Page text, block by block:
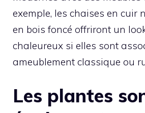
exemple, les chaises en cuir
en bois foncé offriront un
chaleureux si elles sont
ameublement classique ou
Les plantes